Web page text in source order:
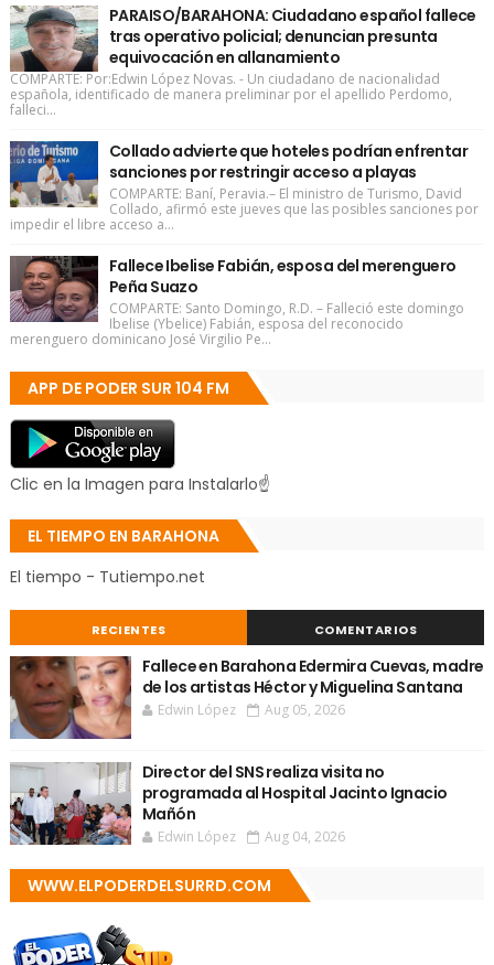
PARAISO/BARAHONA: Ciudadano español fallece
tras operativo policial; denuncian presunta
equivocación en allanamiento
COMPARTE: Por:Edwin López Novas. - Un ciudadano de nacionalidad
española, identificado de manera preliminar por el apellido Perdomo,
falleci...
Collado advierte que hoteles podrían enfrentar
sanciones por restringir acceso a playas
COMPARTE: Baní, Peravia.– El ministro de Turismo, David
Collado, afirmó este jueves que las posibles sanciones por
impedir el libre acceso a...
Fallece Ibelise Fabián, esposa del merenguero
Peña Suazo
COMPARTE: Santo Domingo, R.D. – Falleció este domingo
Ibelise (Ybelice) Fabián, esposa del reconocido
merenguero dominicano José Virgilio Pe...
APP DE PODER SUR 104 FM
Clic en la Imagen para Instalarlo☝
EL TIEMPO EN BARAHONA
El tiempo - Tutiempo.net
RECIENTES COMENTARIOS
Fallece en Barahona Edermira Cuevas, madre
de los artistas Héctor y Miguelina Santana
Edwin López Aug 05, 2026
Director del SNS realiza visita no
programada al Hospital Jacinto Ignacio
Mañón
Edwin López Aug 04, 2026
WWW.ELPODERDELSURRD.COM